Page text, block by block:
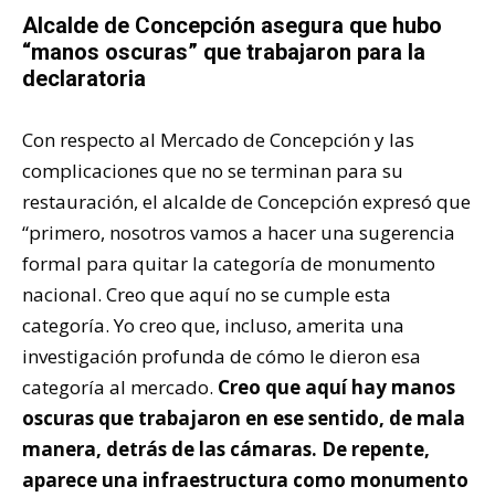
Alcalde de Concepción asegura que hubo
“manos oscuras” que trabajaron para la
declaratoria
Con respecto al Mercado de Concepción y las
complicaciones que no se terminan para su
restauración, el alcalde de Concepción expresó que
“primero, nosotros vamos a hacer una sugerencia
formal para quitar la categoría de monumento
nacional. Creo que aquí no se cumple esta
categoría. Yo creo que, incluso, amerita una
investigación profunda de cómo le dieron esa
categoría al mercado. Creo que aquí hay manos
oscuras que trabajaron en ese sentido, de mala
manera, detrás de las cámaras. De repente,
aparece una infraestructura como monumento